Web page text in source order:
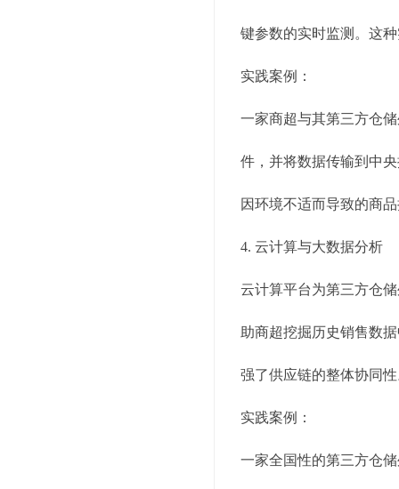
键参数的实时监测。这
实践案例：
一家商超与其第三方仓
件，并将数据传输到中
因环境不适而导致的商
4. 云计算与大数据分析
云计算平台为第三方仓
助商超挖掘历史销售数
强了供应链的整体协同
实践案例：
一家全国性的第三方仓